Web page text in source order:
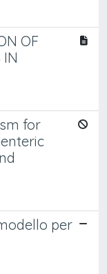
OF
IN
for
per